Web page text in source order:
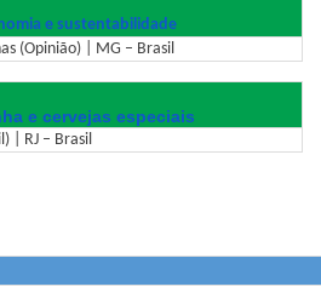
e sustentabilidade
(Opinião) | MG – Brasil
e cervejas especiais
| RJ – Brasil